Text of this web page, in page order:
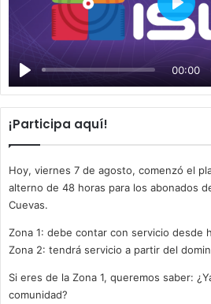
00:00
P
a
y
¡Participa aquí!
Hoy, viernes 7 de agosto, comenzó el
alterno de 48 horas para los abonados
Cuevas.
Zona 1: debe contar con servicio desde
Zona 2: tendrá servicio a partir del
Si eres de la Zona 1, queremos saber:
comunidad?